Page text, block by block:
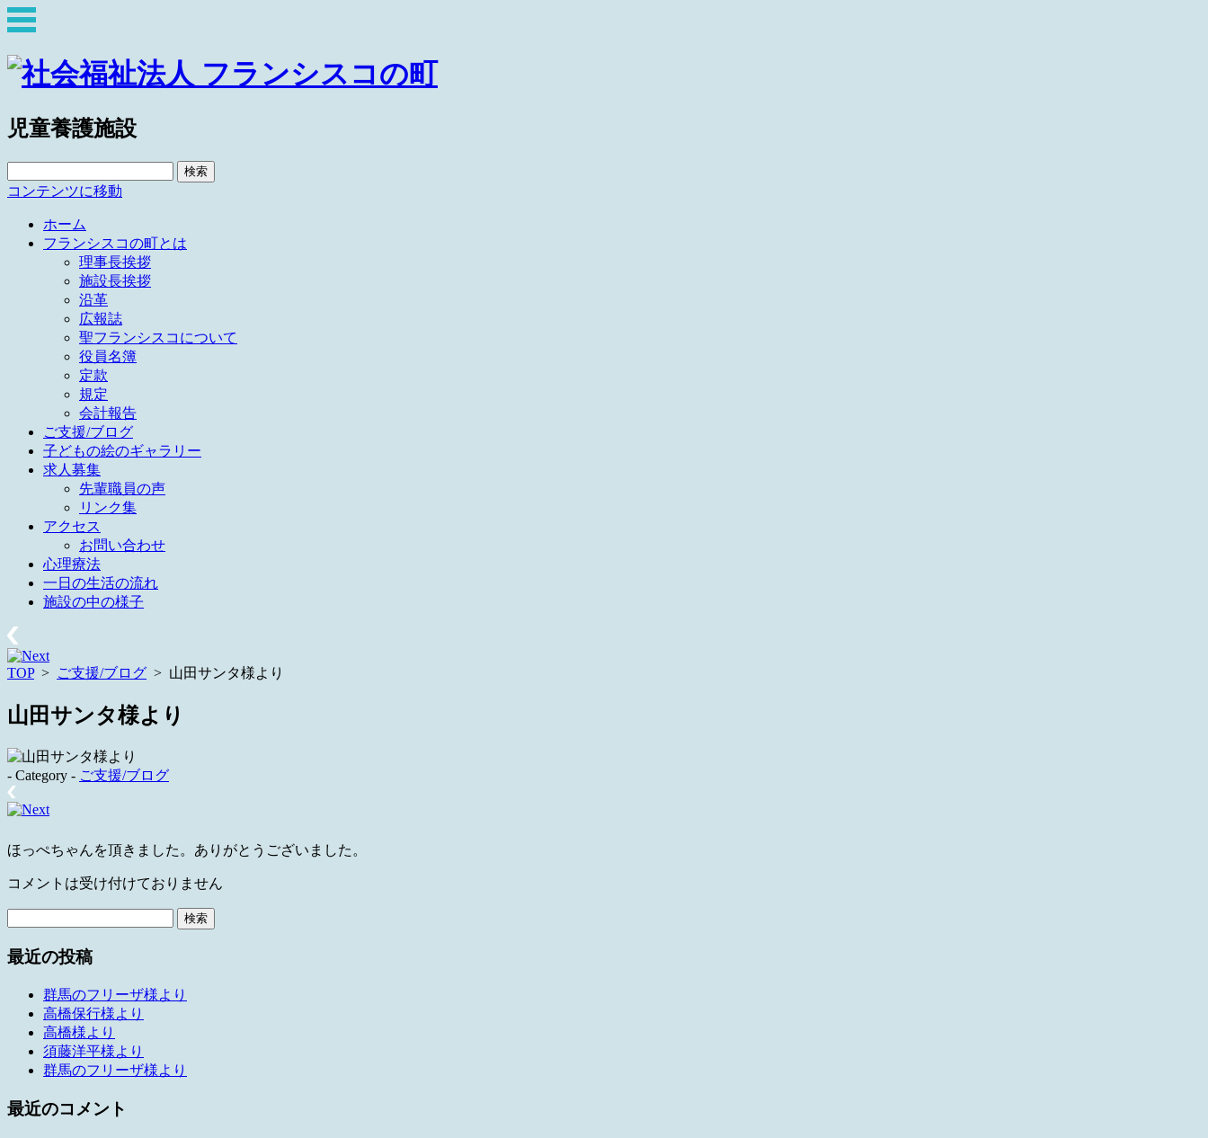
児童養護施設
索:
コンテンツに移動
ホーム
フランシスコの町とは
理事長挨拶
施設長挨拶
沿革
広報誌
聖フランシスコについて
役員名簿
定款
規定
会計報告
ご支援/ブログ
子どもの絵のギャラリー
求人募集
先輩職員の声
リンク集
アクセス
お問い合わせ
心理療法
一日の生活の流れ
施設の中の様子
TOP> ご支援/ブログ > 山田サンタ様より
山田サンタ様より
- Category - ご支援/ブログ
ほっぺちゃんを頂きました。ありがとうございました。
コメントは受け付けておりません
最近の投稿
群馬のフリーザ様より
高橋保行様より
高橋様より
須藤洋平様より
群馬のフリーザ様より
最近のコメント